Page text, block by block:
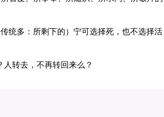
统多：所剩下的）宁可选择死，也不选择
转去，不再转回来么？